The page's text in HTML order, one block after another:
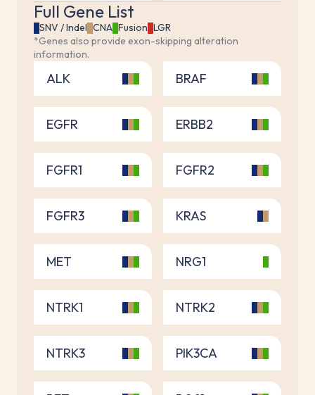
Full Gene List
SNV / Indel CNA Fusion LGR
*Genes also provide exon-skipping alteration
information.
ALK BRAF
EGFR ERBB2
FGFR1 FGFR2
FGFR3 KRAS
MET NRG1
NTRK1 NTRK2
NTRK3 PIK3CA